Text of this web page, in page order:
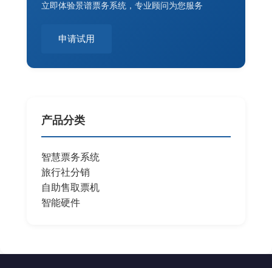
立即体验景谱票务系统，专业顾问为您服务
申请试用
产品分类
智慧票务系统
旅行社分销
自助售取票机
智能硬件